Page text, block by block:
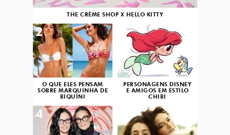
THE CRÈME SHOP X HELLO KITTY
O QUE ELES PENSAM
SOBRE MARQUINHA DE
BIQUÍNI
2
PERSONAGENS DISNEY
E AMIGOS EM ESTILO
CHIBI
3
4